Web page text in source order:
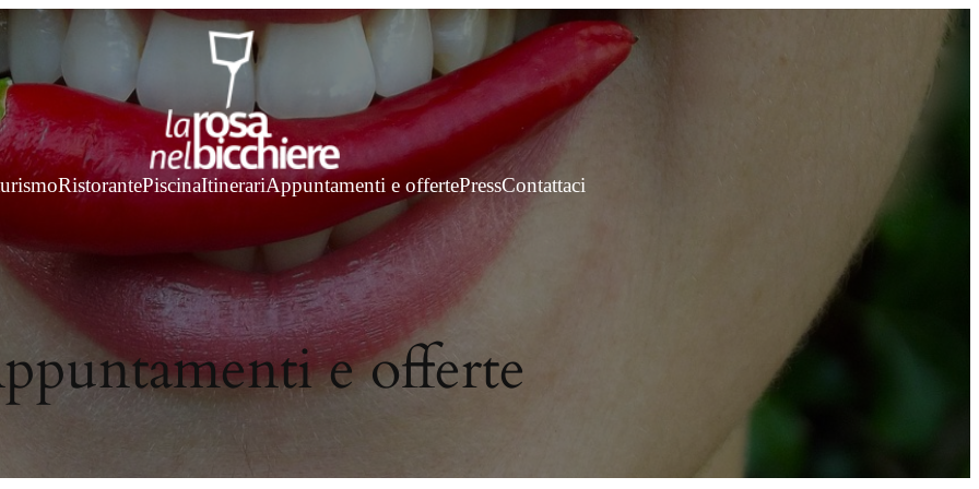
RistorantePiscinaItinerariAppuntamenti e offertePressContattaci
e offerte